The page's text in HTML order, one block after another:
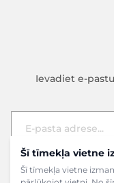
Šī tīmekļa vietne
Šī tīmekļa vietne
Ievadiet e-
E-pasta adrese